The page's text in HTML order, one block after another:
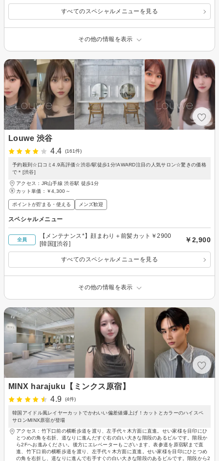
すべてのスペシャルメニューを見る
その他の情報を表示
Louwe 渋谷
4.4
(161件)
予約殺到☆口コミ4.9高評価☆渋谷/駅徒歩1分!AWARD注目の人気サロン☆驚きの価格
で＊[渋谷]
アクセス：JR山手線 渋谷駅 徒歩1分
カット単価： ￥4,300～
ポイントが貯まる・使える メンズ歓迎
スペシャルメニュー
全員
【メンテナンス*】顔まわり＋前髪カット￥2900
[韓国][渋谷]
￥2,900
すべてのスペシャルメニューを見る
その他の情報を表示
MINX harajuku【ミンクス原宿】
4.9
(4件)
韓国アイドル風レイヤーカットでかわいい偏差値爆上げ！カットとカラーのハイスペ
サロンMINX原宿が登場
アクセス：竹下口前の横断歩道を渡り、左手代々木方面に直進。せい家様を目印にひ
とつめの角を右折、道なりに進んだすぐ右の白い大きな階段のあるビルです。階段か
ら2Fへお進みください。後方にエレベーターもございます、表参道を原宿駅まで直
進、竹下口前の横断歩道を渡り、左手代々木方面に直進。せい家様を目印にひとつめ
の角を右折し、道なりに進んで右手すぐの白い大きな階段のあるビルです。階段から2